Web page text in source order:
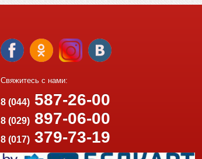
Свяжитесь с нами:
8 (044)587-26-00
8 (029)897-06-00
8 (017) 379-73-19